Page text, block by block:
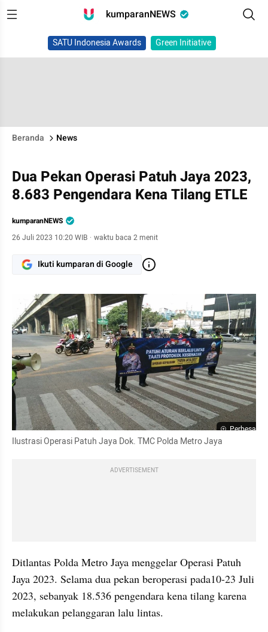
kumparanNEWS
SATU Indonesia Awards Green Initiative
Beranda News
Dua Pekan Operasi Patuh Jaya 2023,
8.683 Pengendara Kena Tilang ETLE
kumparanNEWS
26 Juli 2023 10:20 WIB · waktu baca 2 menit
Ikuti kumparan di Google
Perbesar
Ilustrasi Operasi Patuh Jaya Dok. TMC Polda Metro Jaya
ADVERTISEMENT
Ditlantas Polda Metro Jaya menggelar Operasi Patuh
Jaya 2023. Selama dua pekan beroperasi pada10-23 Juli
2023, sebanyak 18.536 pengendara kena tilang karena
melakukan pelanggaran lalu lintas.